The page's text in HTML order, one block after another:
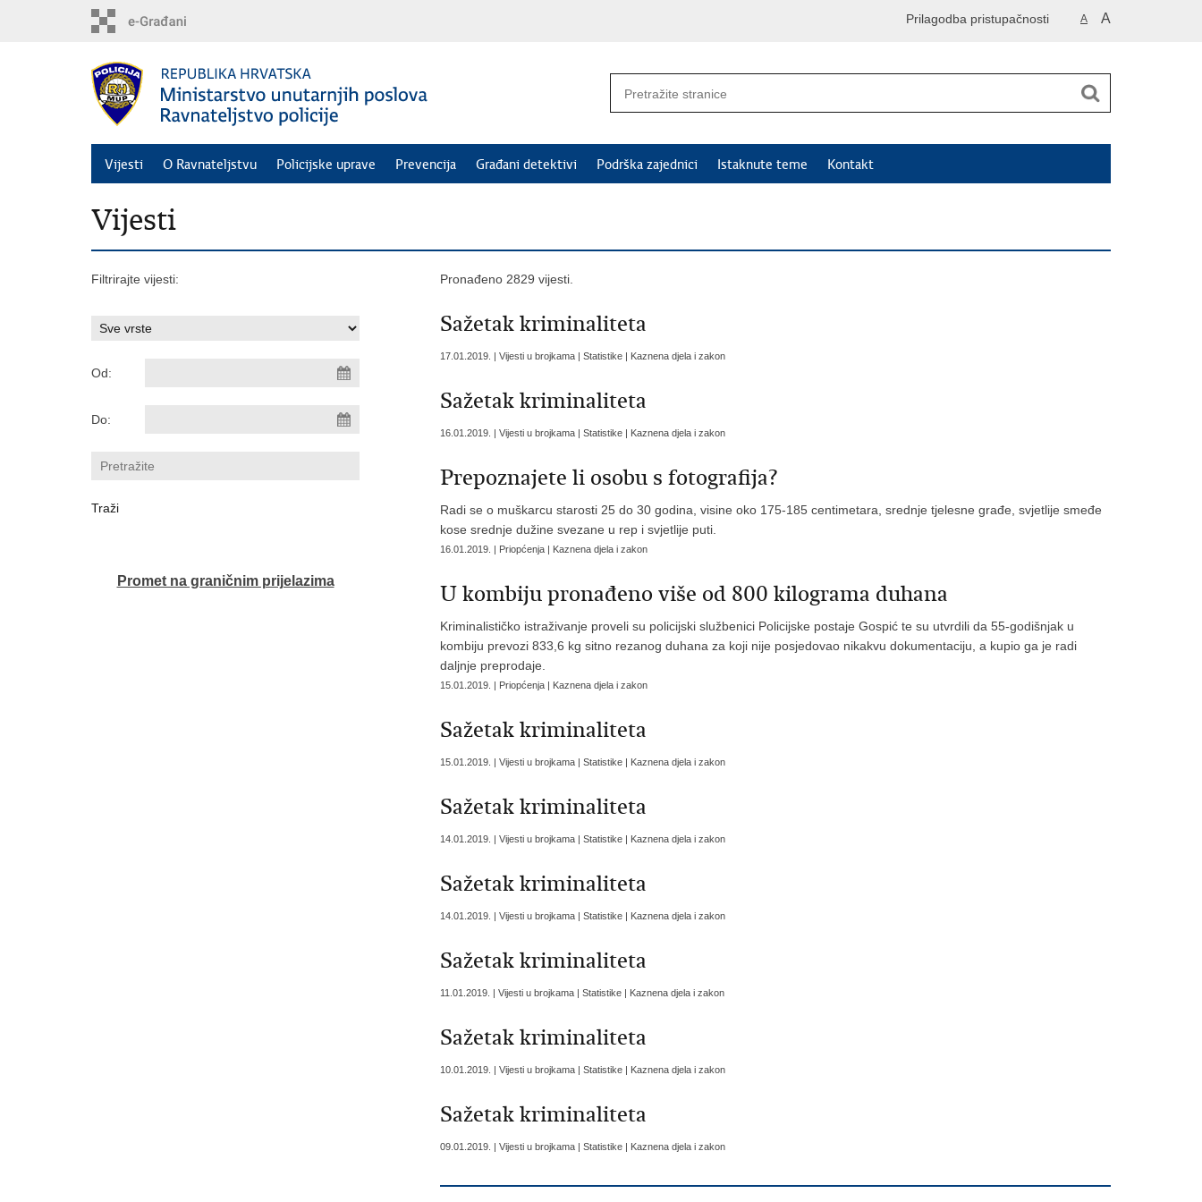
A A
Prilagodba pristupačnosti
Vijesti O Ravnateljstvu Policijske uprave Prevencija Građani detektivi Podrška zajednici Istaknute teme Kontakt
Vijesti
Filtrirajte vijesti:
Od:
Do:
Promet na graničnim prijelazima
Pronađeno 2829 vijesti.
Sažetak kriminaliteta
17.01.2019. | Vijesti u brojkama | Statistike | Kaznena djela i zakon
Sažetak kriminaliteta
16.01.2019. | Vijesti u brojkama | Statistike | Kaznena djela i zakon
Prepoznajete li osobu s fotografija?
Radi se o muškarcu starosti 25 do 30 godina, visine oko 175-185 centimetara, srednje tjelesne građe, svjetlije smeđe
kose srednje dužine svezane u rep i svjetlije puti.
16.01.2019. | Priopćenja | Kaznena djela i zakon
U kombiju pronađeno više od 800 kilograma duhana
Kriminalističko istraživanje proveli su policijski službenici Policijske postaje Gospić te su utvrdili da 55-godišnjak u
kombiju prevozi 833,6 kg sitno rezanog duhana za koji nije posjedovao nikakvu dokumentaciju, a kupio ga je radi
daljnje preprodaje.
15.01.2019. | Priopćenja | Kaznena djela i zakon
Sažetak kriminaliteta
15.01.2019. | Vijesti u brojkama | Statistike | Kaznena djela i zakon
Sažetak kriminaliteta
14.01.2019. | Vijesti u brojkama | Statistike | Kaznena djela i zakon
Sažetak kriminaliteta
14.01.2019. | Vijesti u brojkama | Statistike | Kaznena djela i zakon
Sažetak kriminaliteta
11.01.2019. | Vijesti u brojkama | Statistike | Kaznena djela i zakon
Sažetak kriminaliteta
10.01.2019. | Vijesti u brojkama | Statistike | Kaznena djela i zakon
Sažetak kriminaliteta
09.01.2019. | Vijesti u brojkama | Statistike | Kaznena djela i zakon